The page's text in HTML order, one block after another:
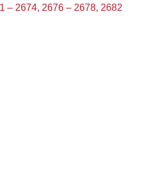
– 2674, 2676 – 2678, 2682